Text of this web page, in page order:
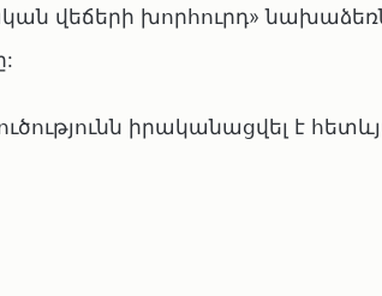
վեճերի խորհուրդ»
իրականացվել է